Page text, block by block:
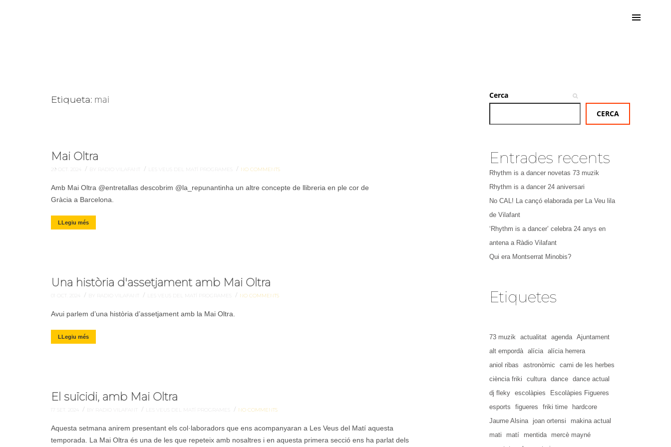
Etiqueta: mai
Mai Oltra
29 OCT. 2024 / BY RADIO VILAFANT / LES VEUS DEL MATÍ PROGRAMES / NO COMMENTS
Amb Mai Oltra @entretallas descobrim @la_repunantinha un altre concepte de llibreria en ple cor de
Gràcia a Barcelona.
LLegiu més
Una història d'assetjament amb Mai Oltra
01 OCT. 2024 / BY RADIO VILAFANT / LES VEUS DEL MATÍ PROGRAMES / NO COMMENTS
Avui parlem d’una història d’assetjament amb la Mai Oltra.
LLegiu més
El suïcidi, amb Mai Oltra
17 SET. 2024 / BY RADIO VILAFANT / LES VEUS DEL MATÍ PROGRAMES / NO COMMENTS
Aquesta setmana anirem presentant els col·laboradors que ens acompanyaran a Les Veus del Matí aquesta
temporada. La Mai Oltra és una de les que repeteix amb nosaltres i en aquesta primera secció ens ha parlat dels
Cerca
CERCA
Entrades recents
Rhythm is a dancer novetas 73 muzik
Rhythm is a dancer 24 aniversari
No CAL! La cançó elaborada per La Veu lila
de Vilafant
‘Rhythm is a dancer’ celebra 24 anys en
antena a Ràdio Vilafant
Qui era Montserrat Minobis?
Etiquetes
73 muzik actualitat agenda
Ajuntament
alt empordà
alícia
alícia herrera
aniol ribas
astronòmic
cami de les herbes
ciència friki
cultura dance
dance actual
dj fleky
escolàpies
Escolàpies Figueres
esports
figueres friki time
hardcore
Jaume Alsina
joan ortensi
makina actual
mati
matí mentida
mercè mayné